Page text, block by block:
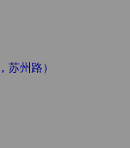
州路）